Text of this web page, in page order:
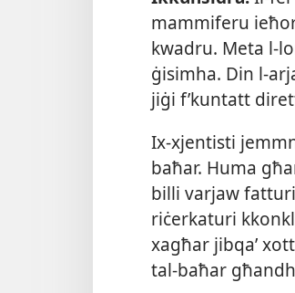
mammiferu
kwadru. Meta l-​
ġisimha. Din l-​
jiġi f’kuntatt
Ix-​xjentisti
baħar. Huma
billi varjaw
riċerkaturi
xagħar jibqaʼ
tal-​baħar